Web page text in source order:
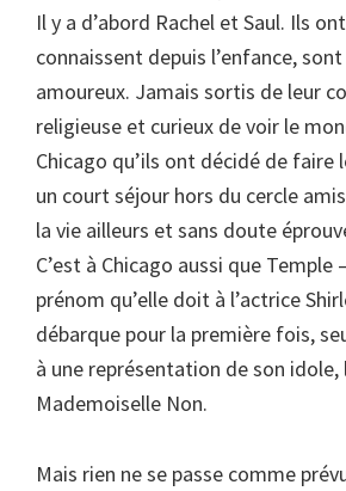
Il y a d’abord Rachel et Saul. Ils
connaissent depuis l’enfance,
amoureux. Jamais sortis de leur
religieuse et curieux de voir le
Chicago qu’ils ont décidé de faire
un court séjour hors du cercle
la vie ailleurs et sans doute
C’est à Chicago aussi que
prénom qu’elle doit à l’actrice
débarque pour la première fois,
à une représentation de son idole,
Mademoiselle Non.
Mais rien ne se passe comme